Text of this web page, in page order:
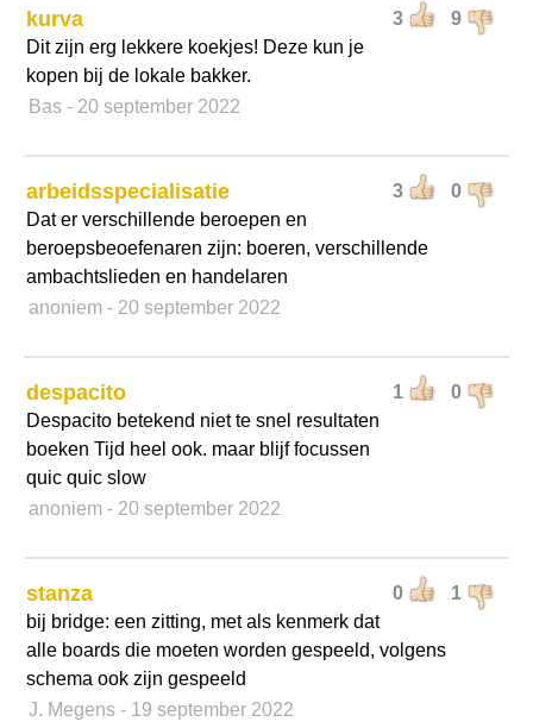
3 9
kurva
Dit zijn erg lekkere koekjes! Deze kun je
kopen bij de lokale bakker.
Bas - 20 september 2022
3 0
arbeidsspecialisatie
Dat er verschillende beroepen en
beroepsbeoefenaren zijn: boeren, verschillende
ambachtslieden en handelaren
anoniem - 20 september 2022
1 0
despacito
Despacito betekend niet te snel resultaten
boeken Tijd heel ook. maar blijf focussen
quic quic slow
anoniem - 20 september 2022
0 1
stanza
bij bridge: een zitting, met als kenmerk dat
alle boards die moeten worden gespeeld, volgens
schema ook zijn gespeeld
J. Megens - 19 september 2022